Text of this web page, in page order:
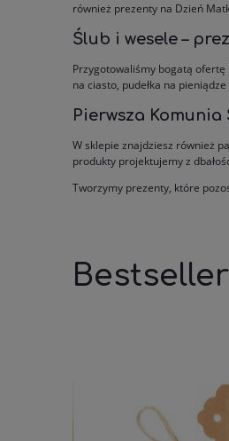
również prezenty na Dzień
Ślub i wesele –
Przygotowaliśmy bogatą
na ciasto, pudełka na
Pierwsza
W sklepie znajdziesz również
produkty projektujemy z
Tworzymy prezenty, które